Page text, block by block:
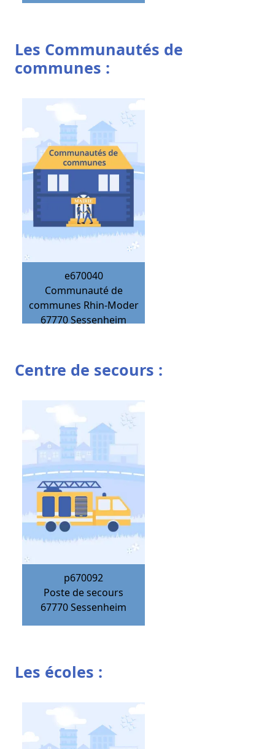
Les Communautés de
communes :
e670040
Communauté de
communes Rhin-Moder
67770Sessenheim
Centre de secours :
p670092
Poste de secours
67770Sessenheim
Les écoles :